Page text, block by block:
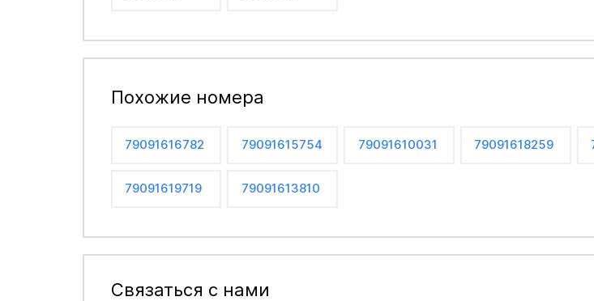
Похожие номера
79091616782 79091615754 79091610031 79091618259
79091619719 79091613810
Связаться с нами